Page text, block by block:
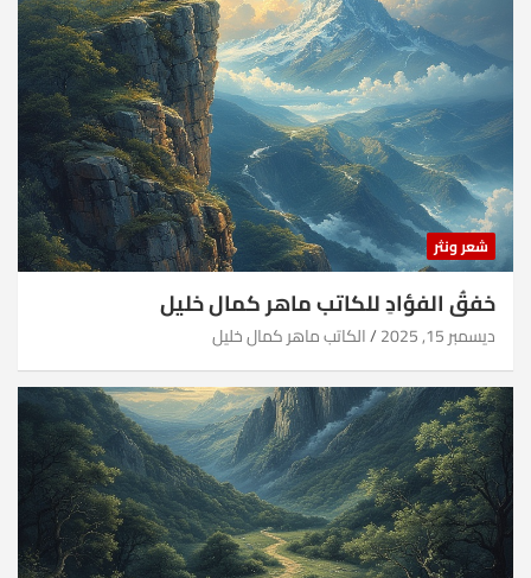
شعر ونثر
خفقُ الفؤادِ للكاتب ماهر كمال خليل
ديسمبر 15, 2025 الكاتب ماهر كمال خليل